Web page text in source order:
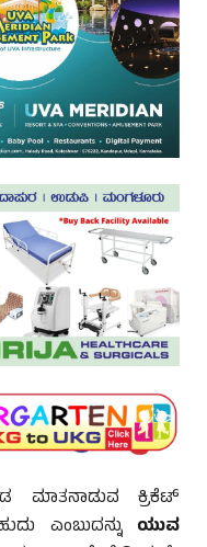
ಮಾತನಾಡುವ ಕ್ರಿಕೆಟ್
ಎಂಬುದನ್ನು ಯುವ